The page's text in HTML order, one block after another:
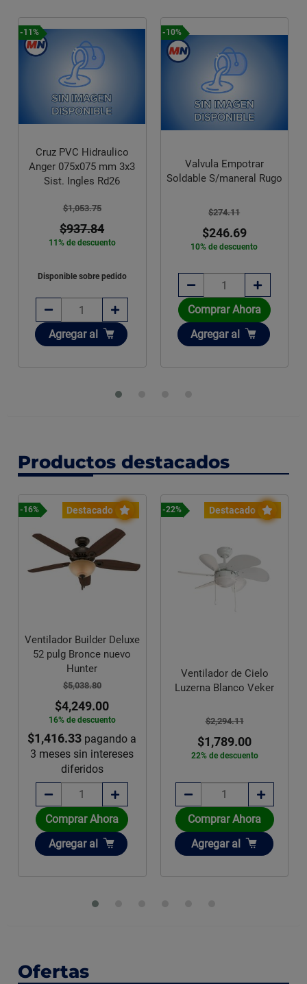
Valvula Empotrar
Soldable S/maneral Rugo
$274.11
$246.69
10% de descuento
Comprar Ahora
Añadir
Agregar al
Madera Pino Cimbra
Polin 3x3x8 NASA
$209.45
20% de descuento
Comprar Ahora
Añadir
Agregar al
Productos destacados
Destacado
-16%
Ventilador Builder Deluxe
52 pulg Bronce nuevo
Hunter
$5,038.80
$4,249.00
16% de descuento
$1,416.33 pagando a
3 meses sin intereses
diferidos
Comprar Ahora
Añadir
Agregar al
Destacado
-22%
Ventilador de Cielo
Luzerna Blanco Veker
$2,294.11
$1,789.00
22% de descuento
Comprar Ahora
Añadir
Agregar al
Ofertas